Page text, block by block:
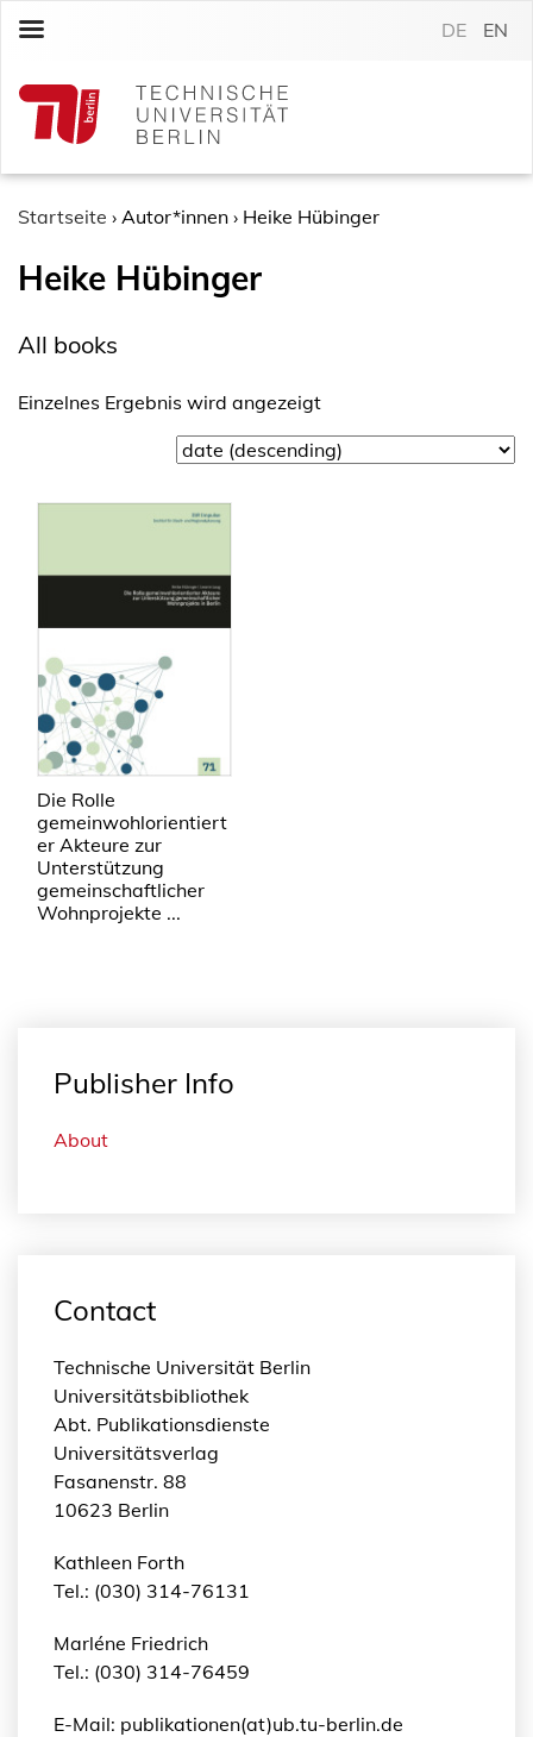
c
DE EN
Startseite › Autor*innen › Heike Hübinger
Heike Hübinger
All books
Einzelnes Ergebnis wird angezeigt
Die Rolle
gemeinwohlorientiert
er Akteure zur
Unterstützung
gemeinschaftlicher
Wohnprojekte ...
Publisher Info
About
Contact
Technische Universität Berlin
Universitätsbibliothek
Abt. Publikationsdienste
Universitätsverlag
Fasanenstr. 88
10623 Berlin
Kathleen Forth
Tel.: (030) 314-76131
Marléne Friedrich
Tel.: (030) 314-76459
E-Mail: publikationen(at)ub.tu-berlin.de